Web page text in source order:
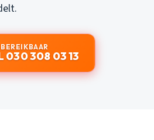
030 308 03 13